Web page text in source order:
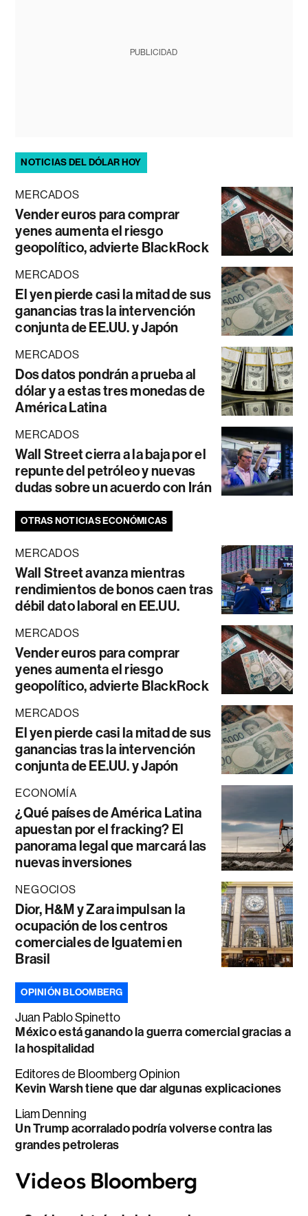
PUBLICIDAD
NOTICIAS DEL DÓLAR HOY
MERCADOS
Vender euros para comprar
yenes aumenta el riesgo
geopolítico, advierte BlackRock
MERCADOS
El yen pierde casi la mitad de sus
ganancias tras la intervención
conjunta de EE.UU. y Japón
MERCADOS
Dos datos pondrán a prueba al
dólar y a estas tres monedas de
América Latina
MERCADOS
Wall Street cierra a la baja por el
repunte del petróleo y nuevas
dudas sobre un acuerdo con Irán
OTRAS NOTICIAS ECONÓMICAS
MERCADOS
Wall Street avanza mientras
rendimientos de bonos caen tras
débil dato laboral en EE.UU.
MERCADOS
Vender euros para comprar
yenes aumenta el riesgo
geopolítico, advierte BlackRock
MERCADOS
El yen pierde casi la mitad de sus
ganancias tras la intervención
conjunta de EE.UU. y Japón
ECONOMÍA
¿Qué países de América Latina
apuestan por el fracking? El
panorama legal que marcará las
nuevas inversiones
NEGOCIOS
Dior, H&M y Zara impulsan la
ocupación de los centros
comerciales de Iguatemi en
Brasil
OPINIÓN BLOOMBERG
Juan Pablo Spinetto
México está ganando la guerra comercial gracias a
la hospitalidad
Editores de Bloomberg Opinion
Kevin Warsh tiene que dar algunas explicaciones
Liam Denning
Un Trump acorralado podría volverse contra las
grandes petroleras